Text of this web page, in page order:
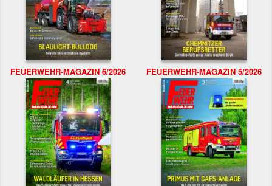
FEUERWEHR-MAGAZIN 6/2026 FEUERWEHR-MAGAZIN 5/2026